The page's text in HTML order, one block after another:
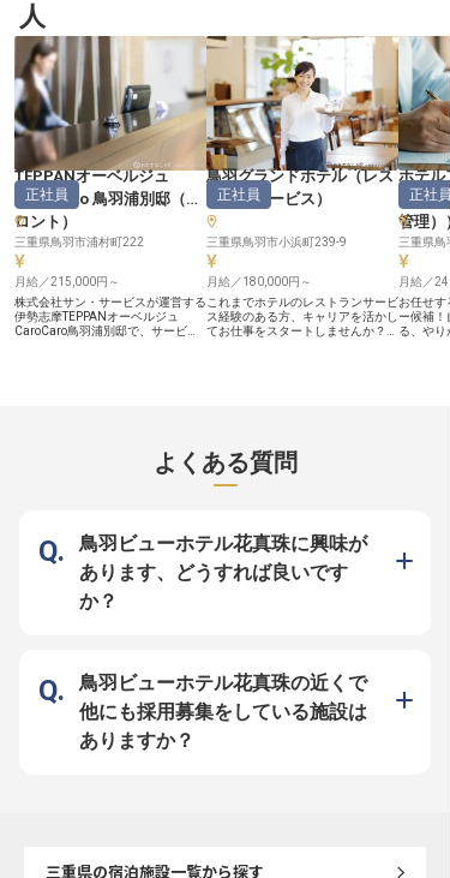
み、盛り付けまで、あなたの技術と
センスを存分に発揮できる環境で
す。新メニューの考案や改良にも携
わり、お客様に感動を届ける「おも
てなしの心」を形にできる喜びがあ
ります。調理経験を活かしたい方は
もちろん、未経験からスキルを磨き
たい方も大歓迎！あなたの「おいし
い」への情熱をぜひ当館でカタチに
しませんか？ ーー【あなたの成長
とライフスタイルを大切にする職場
環境】 モアレリゾートでは、スタ
ッフ一人ひとりの成長とプライベー
トを大切にしています。「モアレア
カデミー」ではお花教室や英会話教
室など、様々な研修制度を用意！資
格取得支援制度もあり、調理のプロ
としてのスキルアップをサポートし
ます。事業所内託児所「モアレキッ
ズハウス」を完備しているので、子
育て中の方も安心して働けます。産
休・育休制度も充実！さらに、遠方
からの入社でも安心の社員寮・借上
経験をお持ちの方、ぜひ私たちと一
緒にお客様の笑顔を作り出しましょ
う！※2024年08月08日時点の情報
です
届けしま
に技術
的な環境
【安心し
単身寮を
ご応募も
からの
当も別
は108日
り、プラ
きます。
ん、社
無料駐車
る福利厚
キャリア
※2026年
人
TEPPANオーベルジュ
CaroCaro 鳥羽浦別邸 （フ
ロント ）
正社員
三重県鳥羽市浦村町222
月給／215,000円～
株式会社サン・サービスが運営する
伊勢志摩TEPPANオーベルジュ
CaroCaro鳥羽浦別邸で、サービス
ています。美しい自然に囲まれた環
境で、心温まるおもてなしの心を育
鳥羽グランドホテル（レス
トランサービス ）
正社員
三重県鳥羽市小浜町239-9
月給／180,000円～
これまでホテルのレストランサービ
ス経験のある方、キャリアを活かし
てお仕事をスタートしませんか？器
用した食事でおもてなしをするホテ
ルです。※この求人は2023年1月6
日時点の情報です
ホテル
ネー
管理）
正社員
三重県
月給／
お任せす
ー候補！
る、やり
よくある質問
鳥羽ビューホテル花真珠に興味が
あります、どうすれば良いです
か？
鳥羽ビューホテル花真珠の近くで
他にも採用募集をしている施設は
ありますか？
三重県の宿泊施設一覧から探す